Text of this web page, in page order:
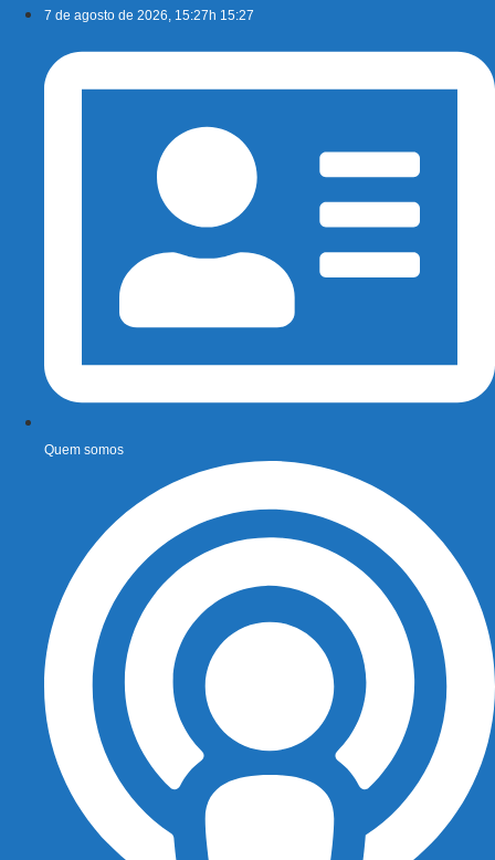
conteúdo
7 de agosto de 2026, 15:27h 15:27
Quem somos